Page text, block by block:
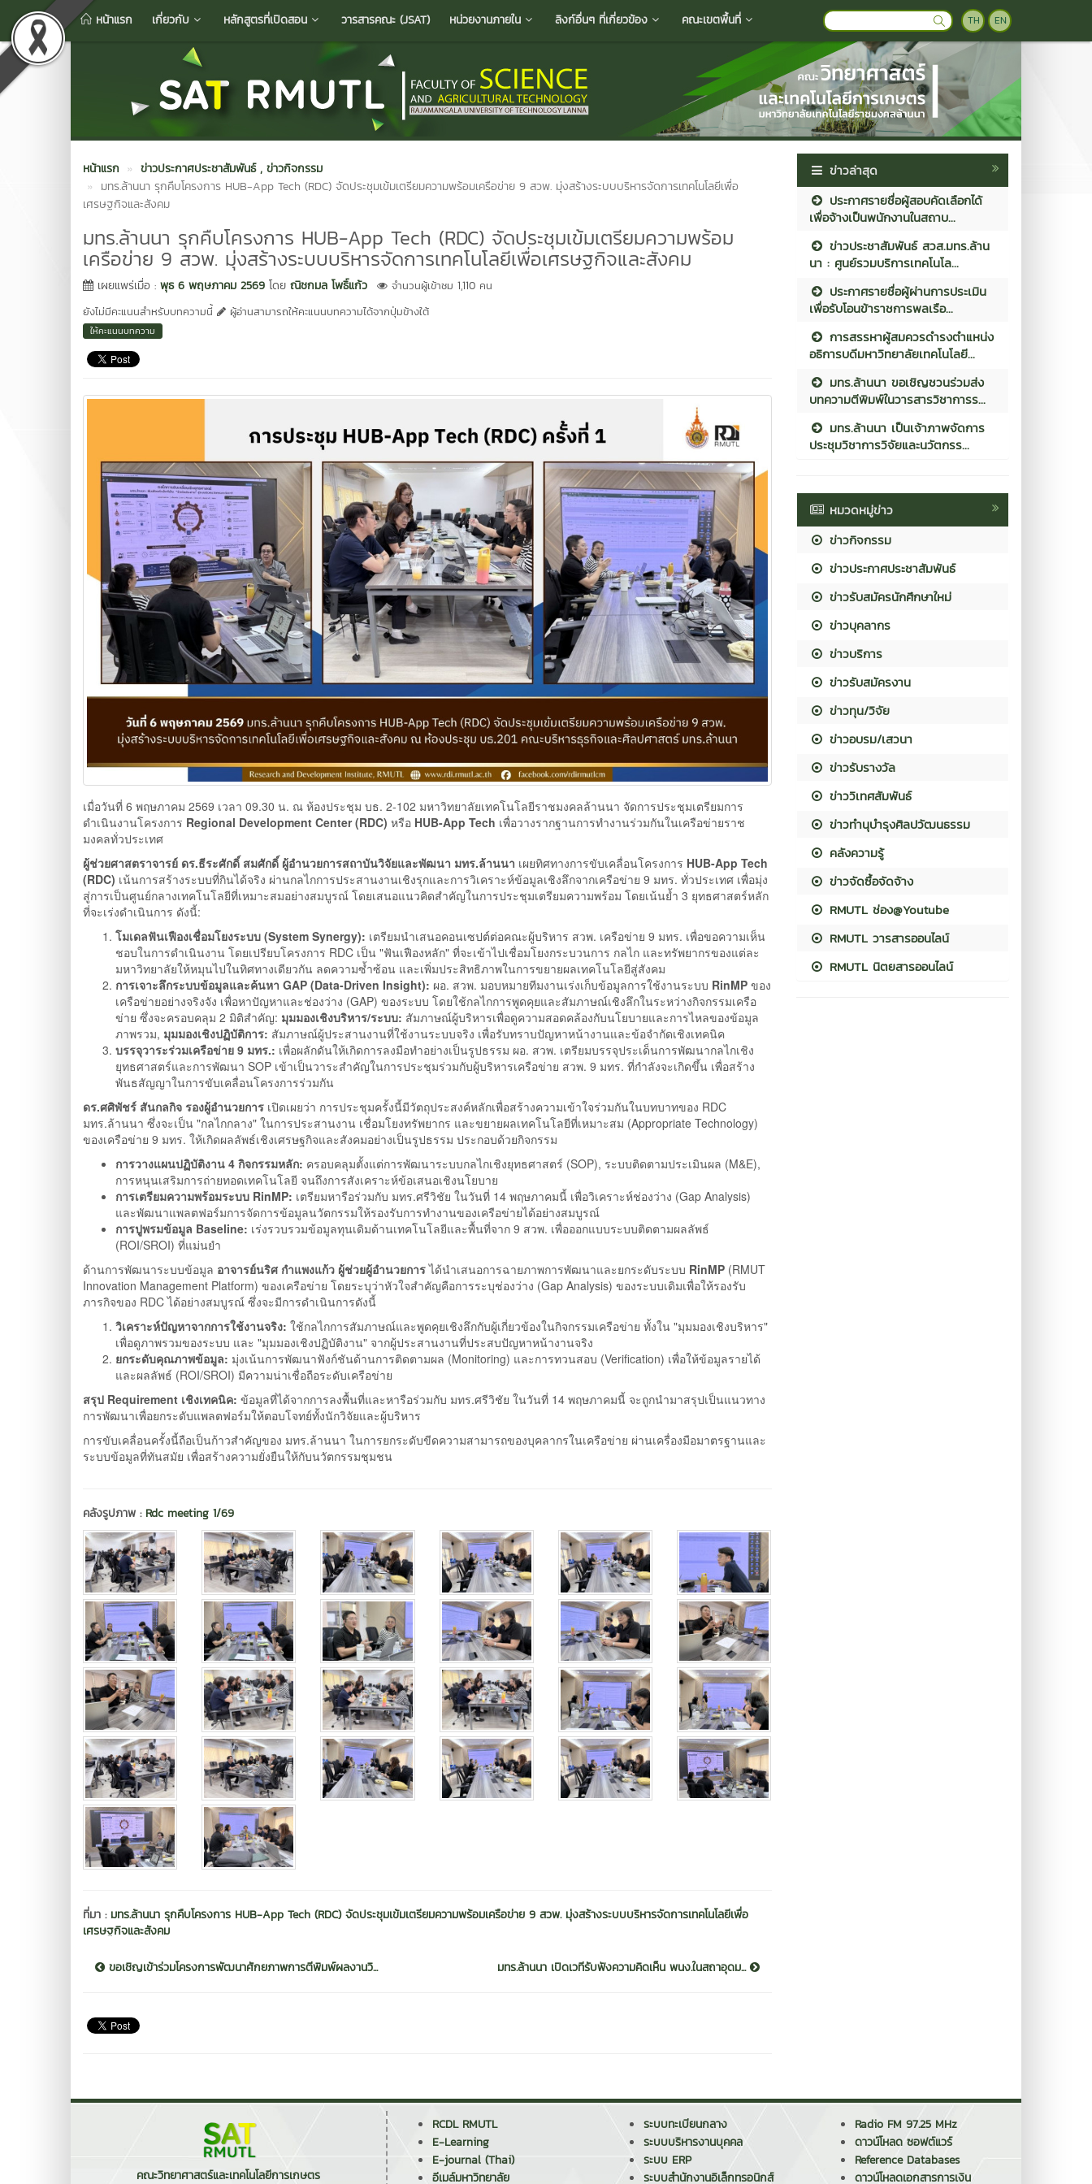
หน้าแรก เกี่ยวกับ หลักสูตรที่เปิดสอน วารสารคณะ (JSAT) หน่วยงานภายใน ลิงก์อื่นๆ ที่เกี่ยวข้อง คณะเขตพื้นที่ TH EN
หน้าแรก ข่าวประกาศประชาสัมพันธ์ , ข่าวกิจกรรม
มทร.ล้านนา รุกคืบโครงการ HUB-App Tech (RDC) จัดประชุมเข้มเตรียมความพร้อมเครือข่าย 9 สวพ. มุ่งสร้างระบบบริหารจัดการเทคโนโลยีเพื่อ
เศรษฐกิจและสังคม
มทร.ล้านนา รุกคืบโครงการ HUB-App Tech (RDC) จัดประชุมเข้มเตรียมความพร้อม
เครือข่าย 9 สวพ. มุ่งสร้างระบบบริหารจัดการเทคโนโลยีเพื่อเศรษฐกิจและสังคม
เผยแพร่เมื่อ : พุธ 6 พฤษภาคม 2569 โดย ณิชกมล โพธิ์แก้ว
จำนวนผู้เข้าชม 1,110 คน
ยังไม่มีคะแนนสำหรับบทความนี้
ผู้อ่านสามารถให้คะแนนบทความได้จากปุ่มข้างใต้
ให้คะแนนบทความ
เมื่อวันที่ 6 พฤษภาคม 2569 เวลา 09.30 น. ณ ห้องประชุม บธ. 2-102 มหาวิทยาลัยเทคโนโลยีราชมงคลล้านนา จัดการประชุมเตรียมการ
ดำเนินงานโครงการ Regional Development Center (RDC) หรือ HUB-App Tech เพื่อวางรากฐานการทำงานร่วมกันในเครือข่ายราช
มงคลทั่วประเทศ
ผู้ช่วยศาสตราจารย์ ดร.ธีระศักดิ์ สมศักดิ์ ผู้อำนวยการสถาบันวิจัยและพัฒนา มทร.ล้านนา เผยทิศทางการขับเคลื่อนโครงการ HUB-App Tech
(RDC) เน้นการสร้างระบบที่กินได้จริง ผ่านกลไกการประสานงานเชิงรุกและการวิเคราะห์ข้อมูลเชิงลึกจากเครือข่าย 9 มทร. ทั่วประเทศ เพื่อมุ่ง
สู่การเป็นศูนย์กลางเทคโนโลยีที่เหมาะสมอย่างสมบูรณ์ โดยเสนอแนวคิดสำคัญในการประชุมเตรียมความพร้อม โดยเน้นย้ำ 3 ยุทธศาสตร์หลัก
ที่จะเร่งดำเนินการ ดังนี้:
โมเดลฟันเฟืองเชื่อมโยงระบบ (System Synergy): เตรียมนำเสนอคอนเซปต์ต่อคณะผู้บริหาร สวพ. เครือข่าย 9 มทร. เพื่อขอความเห็น
ชอบในการดำเนินงาน โดยเปรียบโครงการ RDC เป็น "ฟันเฟืองหลัก" ที่จะเข้าไปเชื่อมโยงกระบวนการ กลไก และทรัพยากรของแต่ละ
มหาวิทยาลัยให้หมุนไปในทิศทางเดียวกัน ลดความซ้ำซ้อน และเพิ่มประสิทธิภาพในการขยายผลเทคโนโลยีสู่สังคม
การเจาะลึกระบบข้อมูลและค้นหา GAP (Data-Driven Insight): ผอ. สวพ. มอบหมายทีมงานเร่งเก็บข้อมูลการใช้งานระบบ RinMP ของ
เครือข่ายอย่างจริงจัง เพื่อหาปัญหาและช่องว่าง (GAP) ของระบบ โดยใช้กลไกการพูดคุยและสัมภาษณ์เชิงลึกในระหว่างกิจกรรมเครือ
ข่าย ซึ่งจะครอบคลุม 2 มิติสำคัญ: มุมมองเชิงบริหาร/ระบบ: สัมภาษณ์ผู้บริหารเพื่อดูความสอดคล้องกับนโยบายและการไหลของข้อมูล
ภาพรวม, มุมมองเชิงปฏิบัติการ: สัมภาษณ์ผู้ประสานงานที่ใช้งานระบบจริง เพื่อรับทราบปัญหาหน้างานและข้อจำกัดเชิงเทคนิค
บรรจุวาระร่วมเครือข่าย 9 มทร.: เพื่อผลักดันให้เกิดการลงมือทำอย่างเป็นรูปธรรม ผอ. สวพ. เตรียมบรรจุประเด็นการพัฒนากลไกเชิง
ยุทธศาสตร์และการพัฒนา SOP เข้าเป็นวาระสำคัญในการประชุมร่วมกับผู้บริหารเครือข่าย สวพ. 9 มทร. ที่กำลังจะเกิดขึ้น เพื่อสร้าง
พันธสัญญาในการขับเคลื่อนโครงการร่วมกัน
ดร.ศศิพัชร์ สันกลกิจ รองผู้อำนวยการ เปิดเผยว่า การประชุมครั้งนี้มีวัตถุประสงค์หลักเพื่อสร้างความเข้าใจร่วมกันในบทบาทของ RDC
มทร.ล้านนา ซึ่งจะเป็น "กลไกกลาง" ในการประสานงาน เชื่อมโยงทรัพยากร และขยายผลเทคโนโลยีที่เหมาะสม (Appropriate Technology)
ของเครือข่าย 9 มทร. ให้เกิดผลลัพธ์เชิงเศรษฐกิจและสังคมอย่างเป็นรูปธรรม ประกอบด้วยกิจกรรม
การวางแผนปฏิบัติงาน 4 กิจกรรมหลัก: ครอบคลุมตั้งแต่การพัฒนาระบบกลไกเชิงยุทธศาสตร์ (SOP), ระบบติดตามประเมินผล (M&E),
การหนุนเสริมการถ่ายทอดเทคโนโลยี จนถึงการสังเคราะห์ข้อเสนอเชิงนโยบาย
การเตรียมความพร้อมระบบ RinMP: เตรียมหารือร่วมกับ มทร.ศรีวิชัย ในวันที่ 14 พฤษภาคมนี้ เพื่อวิเคราะห์ช่องว่าง (Gap Analysis)
และพัฒนาแพลตฟอร์มการจัดการข้อมูลนวัตกรรมให้รองรับการทำงานของเครือข่ายได้อย่างสมบูรณ์
การปูพรมข้อมูล Baseline: เร่งรวบรวมข้อมูลทุนเดิมด้านเทคโนโลยีและพื้นที่จาก 9 สวพ. เพื่อออกแบบระบบติดตามผลลัพธ์
(ROI/SROI) ที่แม่นยำ
ด้านการพัฒนาระบบข้อมูล อาจารย์นริศ กำแพงแก้ว ผู้ช่วยผู้อำนวยการได้นำเสนอการฉายภาพการพัฒนาและยกระดับระบบ RinMP (RMUT
Innovation Management Platform) ของเครือข่าย โดยระบุว่าหัวใจสำคัญคือการระบุช่องว่าง (Gap Analysis) ของระบบเดิมเพื่อให้รองรับ
ภารกิจของ RDC ได้อย่างสมบูรณ์ ซึ่งจะมีการดำเนินการดังนี้
วิเคราะห์ปัญหาจากการใช้งานจริง: ใช้กลไกการสัมภาษณ์และพูดคุยเชิงลึกกับผู้เกี่ยวข้องในกิจกรรมเครือข่าย ทั้งใน "มุมมองเชิงบริหาร"
เพื่อดูภาพรวมของระบบ และ "มุมมองเชิงปฏิบัติงาน" จากผู้ประสานงานที่ประสบปัญหาหน้างานจริง
ยกระดับคุณภาพข้อมูล: มุ่งเน้นการพัฒนาฟังก์ชันด้านการติดตามผล (Monitoring) และการทวนสอบ (Verification) เพื่อให้ข้อมูลรายได้
และผลลัพธ์ (ROI/SROI) มีความน่าเชื่อถือระดับเครือข่าย
สรุป Requirement เชิงเทคนิค: ข้อมูลที่ได้จากการลงพื้นที่และหารือร่วมกับ มทร.ศรีวิชัย ในวันที่ 14 พฤษภาคมนี้ จะถูกนำมาสรุปเป็นแนวทาง
การพัฒนาเพื่อยกระดับแพลตฟอร์มให้ตอบโจทย์ทั้งนักวิจัยและผู้บริหาร
การขับเคลื่อนครั้งนี้ถือเป็นก้าวสำคัญของ มทร.ล้านนา ในการยกระดับขีดความสามารถของบุคลากรในเครือข่าย ผ่านเครื่องมือมาตรฐานและ
ระบบข้อมูลที่ทันสมัย เพื่อสร้างความยั่งยืนให้กับนวัตกรรมชุมชน
คลังรูปภาพ : Rdc meeting 1/69
ที่มา : มทร.ล้านนา รุกคืบโครงการ HUB-App Tech (RDC) จัดประชุมเข้มเตรียมความพร้อมเครือข่าย 9 สวพ. มุ่งสร้างระบบบริหารจัดการเทคโนโลยีเพื่อ
เศรษฐกิจและสังคม
ขอเชิญเข้าร่วมโครงการพัฒนาศักยภาพการตีพิมพ์ผลงานวิ... มทร.ล้านนา เปิดเวทีรับฟังความคิดเห็น พนง.ในสถาอุดม...
ข่าวล่าสุด
ประกาศรายชื่อผู้สอบคัดเลือกได้
เพื่อจ้างเป็นพนักงานในสถาบ...
ข่าวประชาสัมพันธ์ สวส.มทร.ล้าน
นา : ศูนย์รวมบริการเทคโนโล...
ประกาศรายชื่อผู้ผ่านการประเมิน
เพื่อรับโอนข้าราชการพลเรือ...
การสรรหาผู้สมควรดำรงตำแหน่ง
อธิการบดีมหาวิทยาลัยเทคโนโลยี...
มทร.ล้านนา ขอเชิญชวนร่วมส่ง
บทความตีพิมพ์ในวารสารวิชาการร...
มทร.ล้านนา เป็นเจ้าภาพจัดการ
ประชุมวิชาการวิจัยและนวัตกรร...
หมวดหมู่ข่าว
ข่าวกิจกรรม
ข่าวประกาศประชาสัมพันธ์
ข่าวรับสมัครนักศึกษาใหม่
ข่าวบุคลากร
ข่าวบริการ
ข่าวรับสมัครงาน
ข่าวทุน/วิจัย
ข่าวอบรม/เสวนา
ข่าวรับรางวัล
ข่าววิเทศสัมพันธ์
ข่าวทำนุบำรุงศิลปวัฒนธรรม
คลังความรู้
ข่าวจัดซื้อจัดจ้าง
RMUTL ช่อง@Youtube
RMUTL วารสารออนไลน์
RMUTL นิตยสารออนไลน์
คณะวิทยาศาสตร์และเทคโนโลยีการเกษตร
RCDL RMUTL
E-Learning
E-journal (Thai)
อีเมล์มหาวิทยาลัย
ระบบทะเบียนกลาง
ระบบบริหารงานบุคคล
ระบบ ERP
ระบบสำนักงานอิเล็กทรอนิกส์
Radio FM 97.25 MHz
ดาวน์โหลด ซอฟต์แวร์
Reference Databases
ดาวน์โหลดเอกสารการเงิน